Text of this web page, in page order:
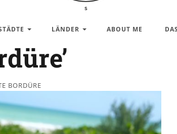
LÄNDER ABOUT ME
BORDÜRE